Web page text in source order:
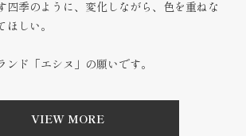
四季のように、変化しながら、色を重ねな
しい。
ンド「エシヌ」の願いです。
VIEW MORE